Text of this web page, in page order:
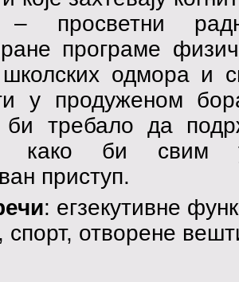
– просветни
програме
школских одмора и
у продуженом
би требало да
како би свим
приступ.
: егзекутивне
спорт, отворене